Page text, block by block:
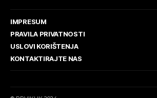
IMPRESUM
PRAVILA PRIVATNOSTI
USLOVI KORIŠTENJA
KONTAKTIRAJTE NAS